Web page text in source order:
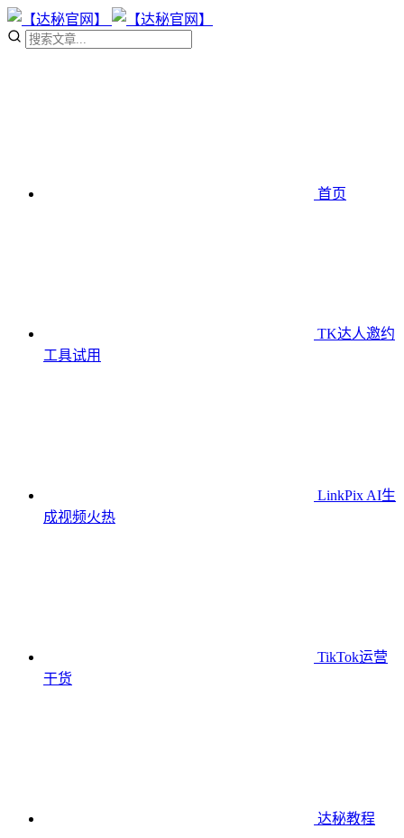
首页
TK达人邀约
工具试用
LinkPix AI生
成视频火热
TikTok运营
干货
达秘教程